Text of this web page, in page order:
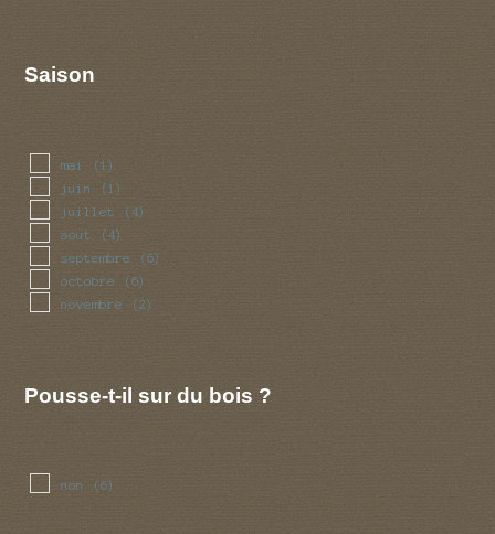
Saison
mai (1)
juin (1)
juillet (4)
aout (4)
septembre (6)
octobre (6)
novembre (2)
Pousse-t-il sur du bois ?
non (6)